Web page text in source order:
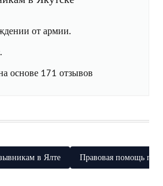
от армии.
основе 171 отзывов
в Ялте Правовая помощь